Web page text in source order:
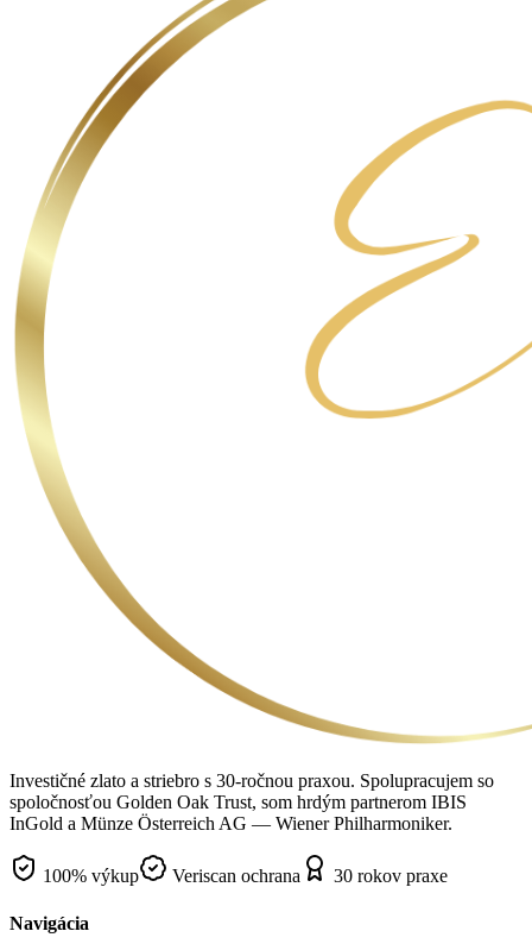
Investičné zlato a striebro s 30-ročnou praxou. Spolupracujem so
spoločnosťou Golden Oak Trust, som hrdým partnerom IBIS
InGold a Münze Österreich AG — Wiener Philharmoniker.
100% výkup Veriscan ochrana 30 rokov praxe
Navigácia